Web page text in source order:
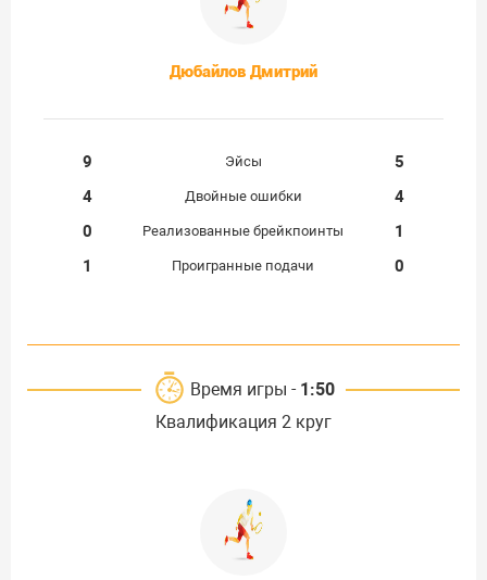
Дюбайлов Дмитрий
9 Эйсы
5
4
Двойные ошибки
4
0
Реализованные брейкпоинты
1
1
Проигранные подачи 0
Время игры - 1:50
Квалификация 2 круг